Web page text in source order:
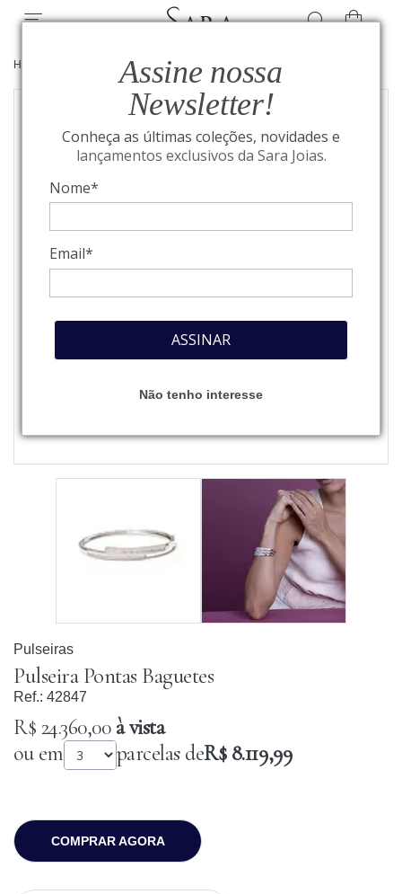
Assine nossa
Newsletter!
Conheça as últimas coleções, novidades e
lançamentos exclusivos da Sara Joias.
Nome*
Email*
ASSINAR
Não tenho interesse
HOME PULSEIRAS
Pulseiras
Pulseira Pontas Baguetes
Ref.: 42847
R$ 24.360,00à vista
ou em
parcelas deR$ 8.119,99
COMPRAR AGORA